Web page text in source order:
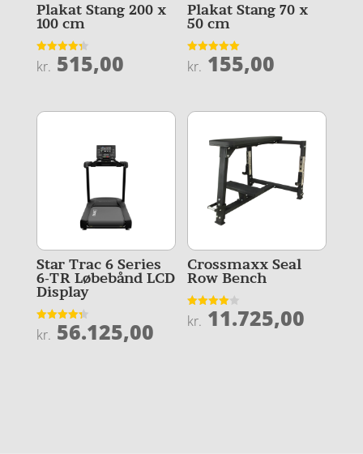
Plakat Stang 200 x
100 cm
Vurderet
4.3
kr. 515,00
Plakat Stang 70 x
50 cm
Vurderet
5
kr. 155,00
Star Trac 6 Series
6-TR Løbebånd LCD
Display
Vurderet
4.3
kr. 56.125,00
Crossmaxx Seal
Row Bench
Vurderet
4
kr. 11.725,00